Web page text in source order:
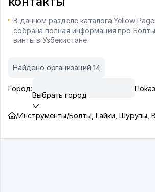
В данном разделе каталога Yellow
собрана полная информация про
винты в Узбекистане
Найдено организаций 14
Город:
Выбрать город
/Инструменты/Болты, Гайки, Шурупы,